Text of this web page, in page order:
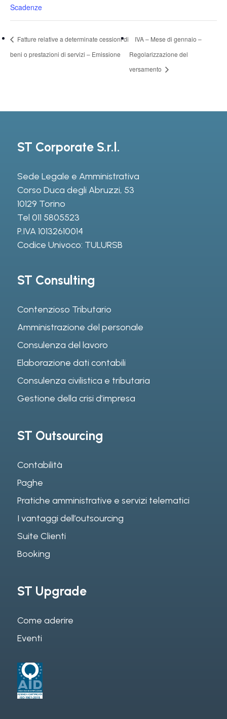
Scadenze
Fatture relative a determinate cessioni di
beni o prestazioni di servizi – Emissione
IVA – Mese di gennaio –
Regolarizzazione del
versamento
ST Corporate S.r.l.
Sede Legale e Amministrativa
Corso Duca degli Abruzzi, 53
10129 Torino
Tel 011 5805523
P.IVA 10132610014
Codice Univoco: TULURSB
ST Consulting
Contenzioso Tributario
Amministrazione del personale
Consulenza del lavoro
Elaborazione dati contabili
Consulenza civilistica e tributaria
Gestione della crisi d’impresa
ST Outsourcing
Contabilità
Paghe
Pratiche amministrative e servizi telematici
I vantaggi dell’outsourcing
Suite Clienti
Booking
ST Upgrade
Come aderire
Eventi